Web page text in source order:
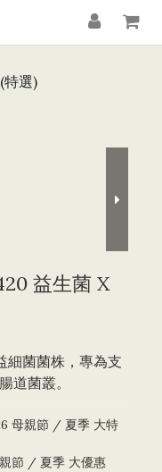
特選)
益生菌 X
細菌菌株，專為支
道菌叢。
母親節 / 夏季 大特
節 / 夏季 大優惠